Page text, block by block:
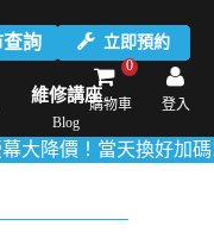
查詢 立即預約
登入
0
購物車
維修講座
Blog
/價格 Xbox維修/價格 伊萊
價！當天換好加碼180